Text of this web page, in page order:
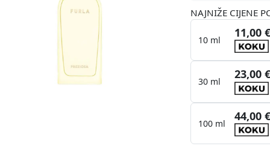
NAJNIŽE CIJENE
10 ml
11,00
30 ml
23,00
100 ml
44,00